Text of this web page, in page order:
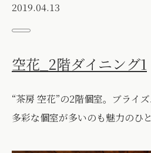
2019.04.13
空花_2階ダイニング1
“茶房 空花”の2階個室。ブライ
多彩な個室が多いのも魅力のひ